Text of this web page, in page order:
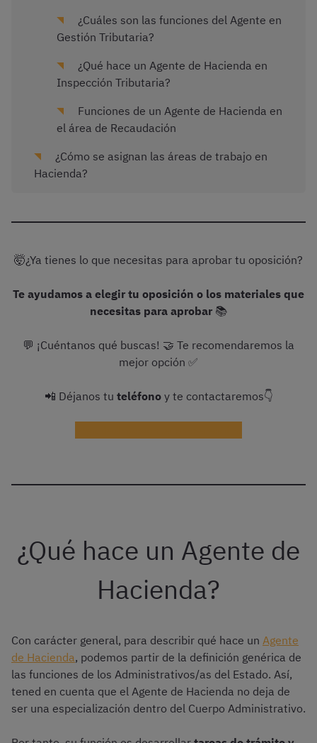
¿Cuáles son las funciones del Agente en
Gestión Tributaria?
¿Qué hace un Agente de Hacienda en
Inspección Tributaria?
Funciones de un Agente de Hacienda en
el área de Recaudación
¿Cómo se asignan las áreas de trabajo en
Hacienda?
🤯¿Ya tienes lo que necesitas para aprobar tu oposición?
Te ayudamos a elegir tu oposición o los materiales que
necesitas para aprobar 📚
💬 ¡Cuéntanos qué buscas! 🤝 Te recomendaremos la
mejor opción ✅
📲 Déjanos tu teléfono y te contactaremos👇
¿Qué hace un Agente de
Hacienda?
Con carácter general, para describir qué hace un Agente
de Hacienda, podemos partir de la definición genérica de
las funciones de los Administrativos/as del Estado. Así,
tened en cuenta que el Agente de Hacienda no deja de
ser una especialización dentro del Cuerpo Administrativo.